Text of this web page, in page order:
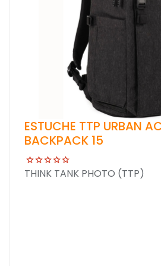
ESTUCHE TTP URBAN
BACKPACK 15
THINK TANK PHOTO (TTP)